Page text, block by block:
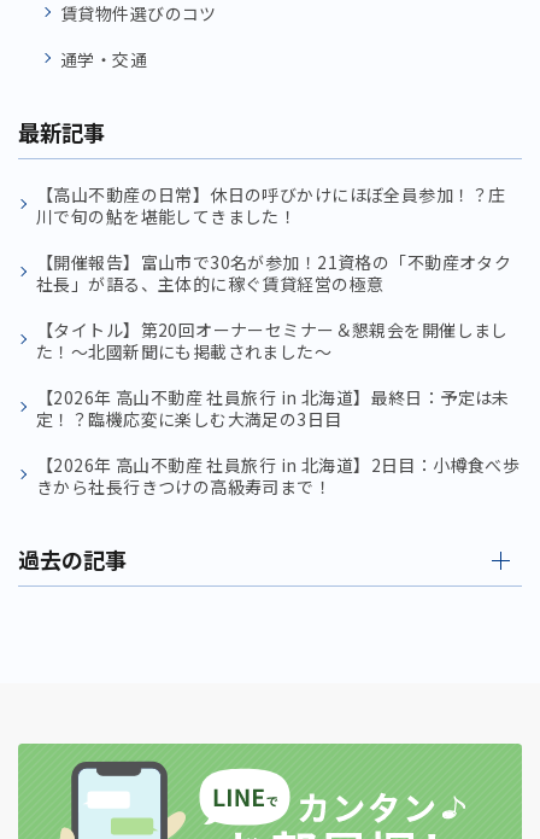
賃貸物件選びのコツ
通学・交通
最新記事
【高山不動産の日常】休日の呼びかけにほぼ全員参加！？庄
川で旬の鮎を堪能してきました！
【開催報告】富山市で30名が参加！21資格の「不動産オタク
社長」が語る、主体的に稼ぐ賃貸経営の極意
【タイトル】第20回オーナーセミナー＆懇親会を開催しまし
た！〜北國新聞にも掲載されました〜
【2026年 高山不動産 社員旅行 in 北海道】最終日：予定は未
定！？臨機応変に楽しむ大満足の3日目
【2026年 高山不動産 社員旅行 in 北海道】2日目：小樽食べ歩
きから社長行きつけの高級寿司まで！
過去の記事